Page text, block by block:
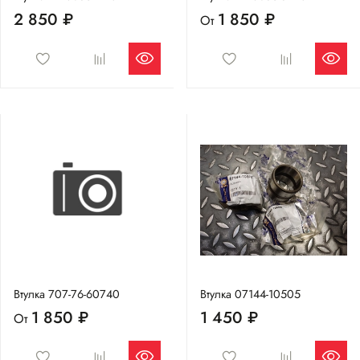
2 850 ₽ От 1 850 ₽
Втулка 707-76-60740
От 1 850 ₽
Втулка 07144-10505
1 450 ₽